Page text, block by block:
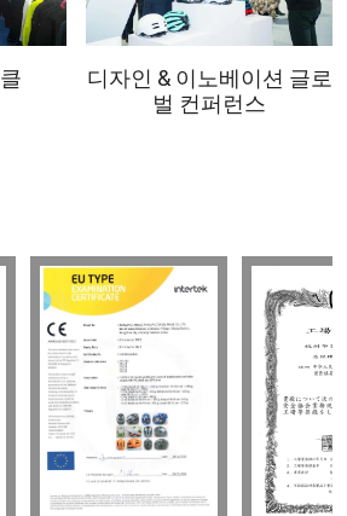
디자인 & 이노베이션 글로
벌 컨퍼런스